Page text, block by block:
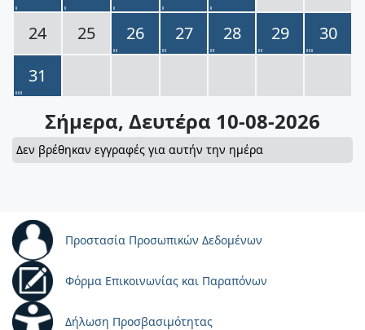
24
25 26 27 28 29
30
31
Σήμερα, Δευτέρα 10-08-2026
Δεν βρέθηκαν εγγραφές για αυτήν την ημέρα
Προστασία Προσωπικών Δεδομένων
Φόρμα Επικοινωνίας και Παραπόνων
Δήλωση Προσβασιμότητας